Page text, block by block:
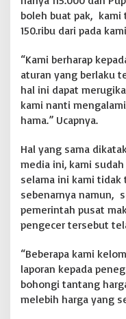
M
e
g
g
a
r
r
a
n
e
n
t
i
e
r
t
boleh buat pak, kami
150.ribu dari pada
“Kami berharap
aturan yang berlaku
hal ini dapat
kami nanti
hama.” Ucapnya.
Hal yang sama
media ini, kami
selama ini kami tidak
sebenarnya namun,
pemerintah pusat
pengecer tersebut
“Beberapa kami
laporan kepada
bohongi tantang
melebih harga yang